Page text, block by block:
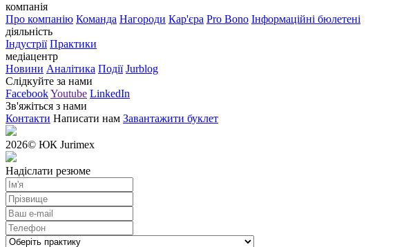
компанія
Про компанію Команда Нагороди Кар'єра Pro Bono Інформаційні бюлетені
діяльність
Індустрії Практики
медіацентр
Новини Аналітика Події Jurblog
Слідкуйте за нами
FacebookYoutube LinkedIn
Зв'яжіться з нами
Контакти Написати нам Завантажити буклет
2026© ЮК Jurimex
Надіслати резюме